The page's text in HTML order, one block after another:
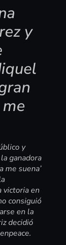
y
y
ganadora
me suena’
victoria en
consiguió
en la
decidió